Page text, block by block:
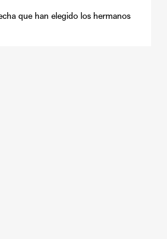
que han elegido los hermanos